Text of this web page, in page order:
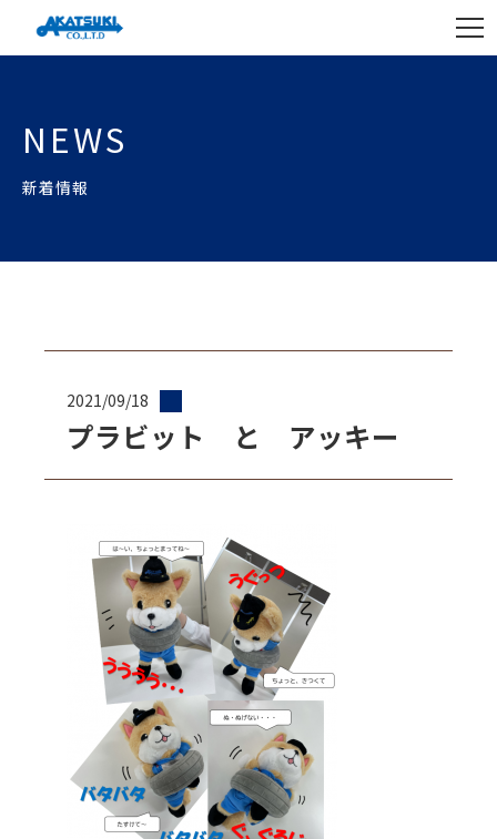
NEWS
新着情報
2021/09/18
プラビット と アッキー